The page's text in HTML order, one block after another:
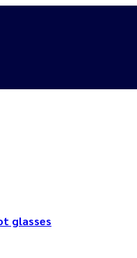
glasses